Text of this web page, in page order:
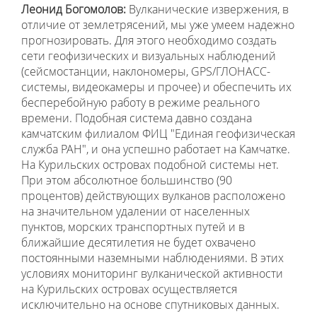
Леонид Богомолов: Вулканические извержения, в
отличие от землетрясений, мы уже умеем надежно
прогнозировать. Для этого необходимо создать
сети геофизических и визуальных наблюдений
(сейсмостанции, наклономеры, GPS/ГЛОНАСС-
системы, видеокамеры и прочее) и обеспечить их
бесперебойную работу в режиме реального
времени. Подобная система давно создана
камчатским филиалом ФИЦ "Единая геофизическая
служба РАН", и она успешно работает на Камчатке.
На Курильских островах подобной системы нет.
При этом абсолютное большинство (90
процентов) действующих вулканов расположено
на значительном удалении от населенных
пунктов, морских транспортных путей и в
ближайшие десятилетия не будет охвачено
постоянными наземными наблюдениями. В этих
условиях мониторинг вулканической активности
на Курильских островах осуществляется
исключительно на основе спутниковых данных.